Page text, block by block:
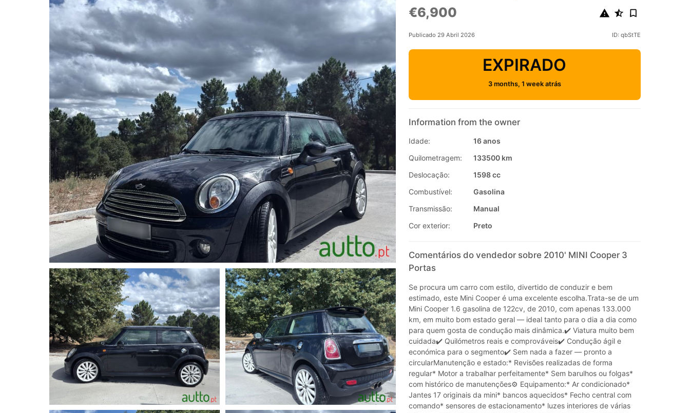
€6,900
Publicado 29 Abril 2026 ID: qbStTE
EXPIRADO
3 months, 1 week atrás
Information from the owner
Idade:
16 anos
Quilometragem:
133500 km
Deslocação:
1598 cc
Combustível:
Gasolina
Transmissão:
Manual
Cor exterior:
Preto
Comentários do vendedor sobre 2010' MINI Cooper 3
Portas
Se procura um carro com estilo, divertido de conduzir e bem
estimado, este Mini Cooper é uma excelente escolha.Trata-se de um
Mini Cooper 1.6 gasolina de 122cv, de 2010, com apenas 133.000
km, em muito bom estado geral — ideal tanto para o dia a dia como
para quem gosta de condução mais dinâmica.✔️ Viatura muito bem
cuidada✔️ Quilómetros reais e comprováveis✔️ Condução ágil e
económica para o segmento✔️ Sem nada a fazer — pronto a
circularManutenção e estado:* Revisões realizadas de forma
regular* Motor a trabalhar perfeitamente* Sem barulhos ou folgas*
com histórico de manutenções⚙️ Equipamento:* Ar condicionado*
Jantes 17 originais da mini* bancos aquecidos* Fecho central com
comando* sensores de estacionamento* luzes interiores de várias